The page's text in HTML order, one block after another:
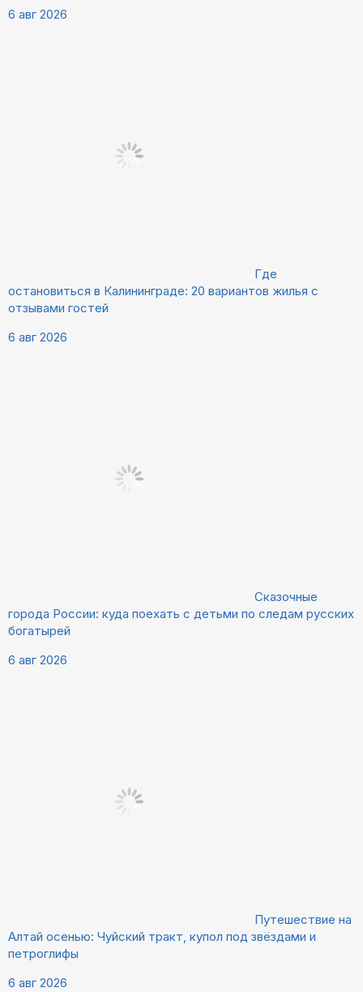
6 авг 2026
Где
остановиться в Калининграде: 20 вариантов жилья с
отзывами гостей
6 авг 2026
Сказочные
города России: куда поехать с детьми по следам русских
богатырей
6 авг 2026
Путешествие на
Алтай осенью: Чуйский тракт, купол под звёздами и
петроглифы
6 авг 2026